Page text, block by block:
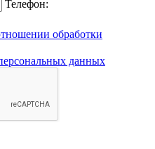
Телефон:
обработки
данных